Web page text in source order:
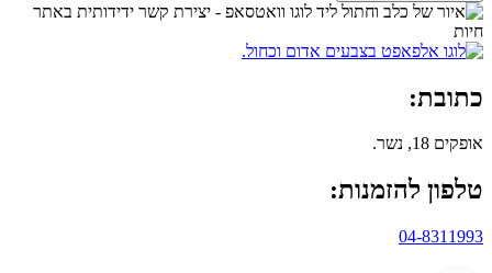
כתובת:
אופקים 18, נשר.
טלפון להזמנות:
04-8311993